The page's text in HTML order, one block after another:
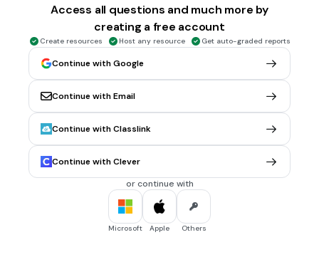
responsabilité peut-elle être remise en cause ?
Lorsque le dommage dépasse un certain montant.
Lorsqu'elle prive de sa substance l'obligation essentielle du
débiteur.
Lorsque l'inexécution de l'obligation du débiteur est due à
une faute lourde de celui-ci.
Lorsque l'inexécution de l'obligation du débiteur est due à
une faute dolosive de celui-ci.
MULTIPLE CHOICE QUESTION 1 min • 1 pt
Quelle est l'utilité d'une clause de réserve de propriété
dans un contrat de vente ?
Elle permet de réaliser le transfert de propriété de la chose
vendue dès l'accord des parties sur la chose et sur le prix.
Access all questions and much more by
creating a free account
Create resources Host any resource Get auto-graded reports
Continue with Google
Continue with Email
Continue with Classlink
Continue with Clever
or continue with
Microsoft Apple Others